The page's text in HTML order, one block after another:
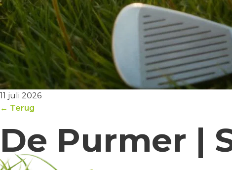
11 juli 2026
← Terug
De Purmer |